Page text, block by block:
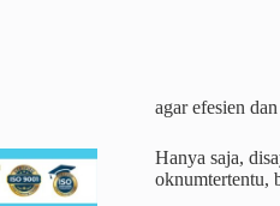
agar efesien
Hanya saja,
oknumtertentu,